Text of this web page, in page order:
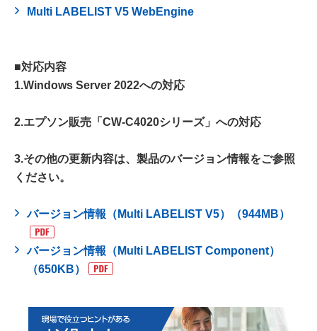
Multi LABELIST V5 WebEngine
■対応内容
1.Windows Server 2022への対応
2.エプソン販売「CW-C4020シリーズ」への対応
3.その他の更新内容は、製品のバージョン情報をご参照
ください。
バージョン情報（Multi LABELIST V5）（944MB）
バージョン情報（Multi LABELIST Component）
（650KB）